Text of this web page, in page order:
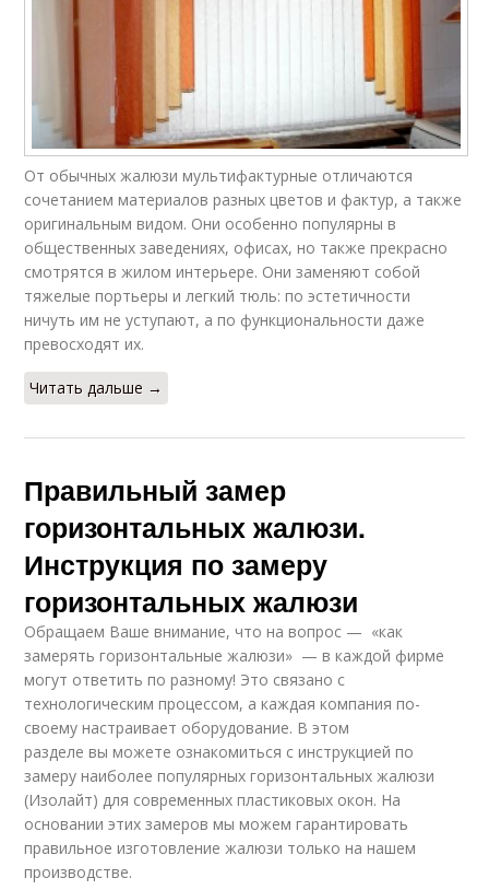
От обычных жалюзи мультифактурные отличаются
сочетанием материалов разных цветов и фактур, а также
оригинальным видом. Они особенно популярны в
общественных заведениях, офисах, но также прекрасно
смотрятся в жилом интерьере. Они заменяют собой
тяжелые портьеры и легкий тюль: по эстетичности
ничуть им не уступают, а по функциональности даже
превосходят их.
Читать дальше →
Правильный замер
горизонтальных жалюзи.
Инструкция по замеру
горизонтальных жалюзи
Обращаем Ваше внимание, что на вопрос — «как
замерять горизонтальные жалюзи» — в каждой фирме
могут ответить по разному! Это связано с
технологическим процессом, а каждая компания по-
своему настраивает оборудование. В этом
разделе вы можете ознакомиться с инструкцией по
замеру наиболее популярных горизонтальных жалюзи
(Изолайт) для современных пластиковых окон. На
основании этих замеров мы можем гарантировать
правильное изготовление жалюзи только на нашем
производстве.